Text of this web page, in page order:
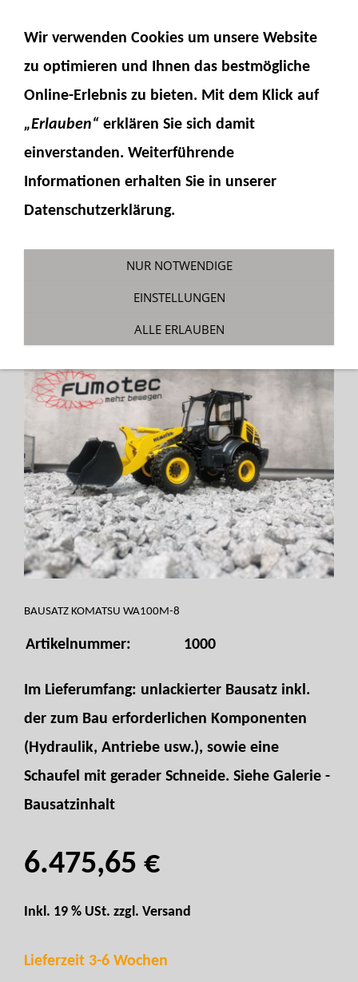
Komatsu WA100
BAUSATZ KOMATSU WA100M-8
Artikelnummer: 1000
Im Lieferumfang: unlackierter Bausatz inkl.
der zum Bau erforderlichen Komponenten
(Hydraulik, Antriebe usw.), sowie eine
Schaufel mit gerader Schneide. Siehe Galerie -
Bausatzinhalt
6.475,65 €
Inkl. 19 % USt. zzgl. Versand
Lieferzeit 3-6 Wochen
Wir verwenden Cookies um unsere Website
zu optimieren und Ihnen das bestmögliche
Online-Erlebnis zu bieten. Mit dem Klick auf
„Erlauben“ erklären Sie sich damit
einverstanden. Weiterführende
Informationen erhalten Sie in unserer
Datenschutzerklärung.
NUR NOTWENDIGE
EINSTELLUNGEN
ALLE ERLAUBEN